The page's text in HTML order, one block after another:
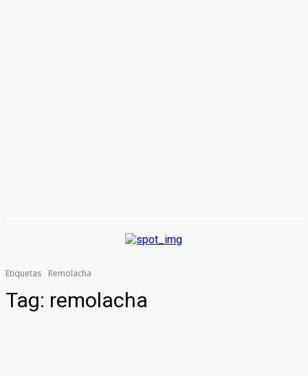
Etiquetas Remolacha
Tag: remolacha